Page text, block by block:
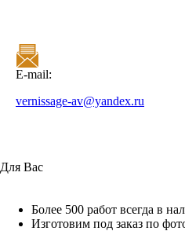
E-mail:
vernissage-av@yandex.ru
Для Вас
Более 500 работ всегда в
Изготовим под заказ по